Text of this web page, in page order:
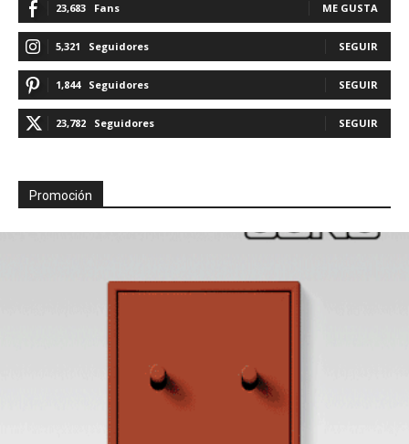
23,683 Fans ME GUSTA
5,321 Seguidores SEGUIR
1,844 Seguidores SEGUIR
23,782 Seguidores SEGUIR
Promoción